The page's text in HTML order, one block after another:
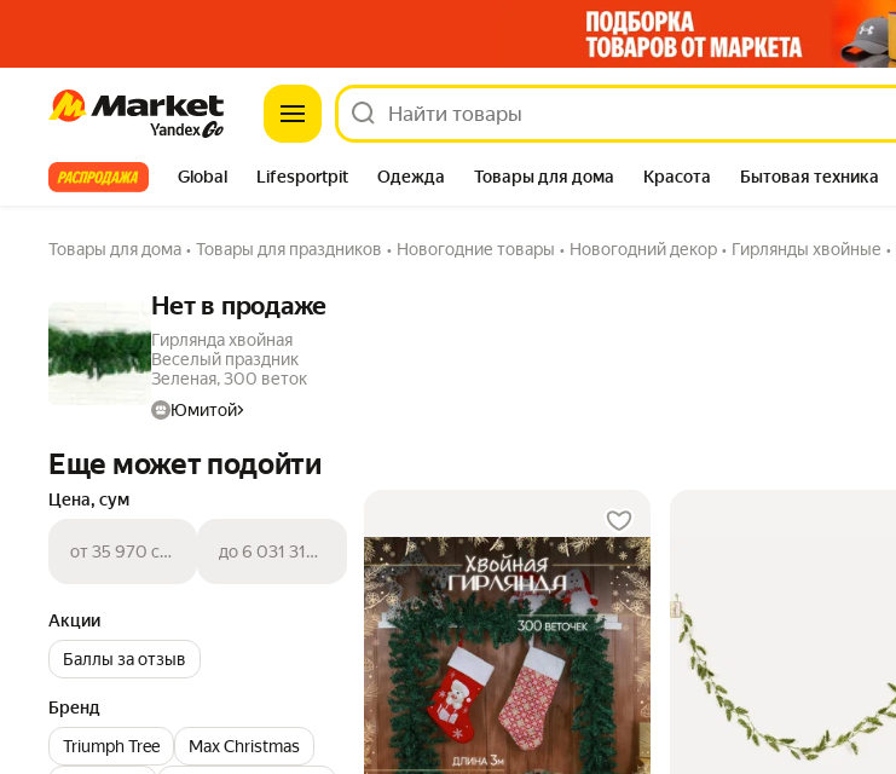
Market
Все хиты Global Lifesportpit Одежда Товары для дома Красота Бытовая техника
Товары для дома • Товары для праздников • Новогодние товары • Новогодний декор • Гирлянды хвойные •
Нет в продаже
Гирлянда хвойная
Веселый праздник
Зеленая, 300 веток
Юмитой
Еще может подойти
Цена, сум
от 35 970 сум до 6 031 314 сум
Акции
Баллы за отзыв
Бренд
Triumph Tree
Max Christmas